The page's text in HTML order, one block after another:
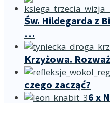
Św. Hildegarda z
…
Krzyżowa.
czego zacząć?
6 x